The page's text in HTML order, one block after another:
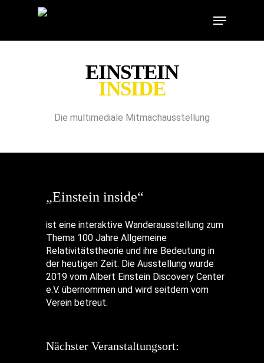
content
Menu
EINSTEIN
INSIDE
Die multimediale Mitmachausstellung
„Einstein inside“
ist eine interaktive Wanderausstellung zum
Thema 100 Jahre Allgemeine
Relativitätstheorie und ihre Bedeutung in
der heutigen Zeit. Die Ausstellung wurde
2019 vom Albert Einstein Discovery Center
e.V. übernommen und wird seitdem vom
Verein betreut.
Nächster Veranstaltungsort: